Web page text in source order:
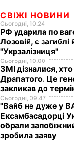
СВІЖІ НОВИНИ
Сьогодні, 10.24
РФ ударила по
Лозовій, є загиблі
"Укрзалізниця"
Сьогодні, 10.00
ЗМІ дізналися,
Драпатого. Це
закликав до
Сьогодні, 09.47
"Вайб не дуже у
Ексамбасадорці
обрали
зробила заяву